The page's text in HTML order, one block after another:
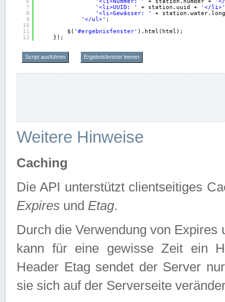
7
8
9
10
11
12
'<li>UUID: '
+ station.uuid +
'</li>'
'<li>Gewässer: '
+
'</ul>' ;
$( '#ergebnisfenster' ).html(html);
});
Script ausführen Ergebnisfenster leeren
Weitere Hinweise
Caching
Die API unterstützt clientseitiges
Expires und Etag.
Durch die Verwendung von
kann für eine gewisse Zeit ein
Header Etag sendet der Server
sie sich auf der Serverseite